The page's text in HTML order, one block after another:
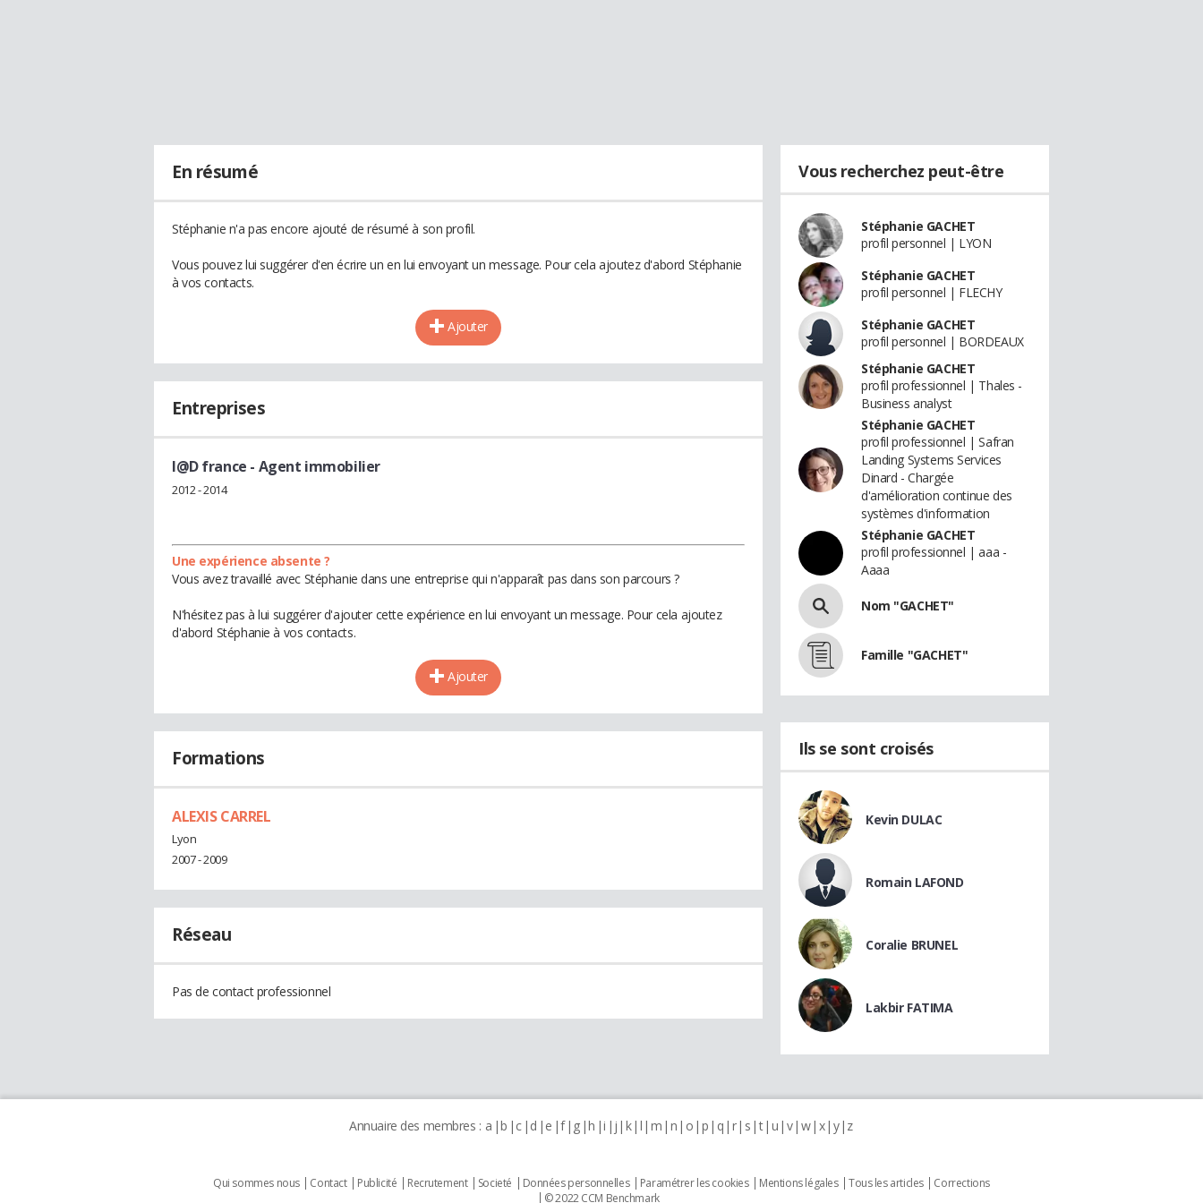
En résumé
Stéphanie n'a pas encore ajouté de résumé à son profil.
Vous pouvez lui suggérer d'en écrire un en lui envoyant un message. Pour cela ajoutez d'abord Stéphanie
à vos contacts.
Ajouter
Entreprises
I@D france - Agent immobilier
2012 - 2014
Une expérience absente ?
Vous avez travaillé avec Stéphanie dans une entreprise qui n'apparaît pas dans son parcours ?
N'hésitez pas à lui suggérer d'ajouter cette expérience en lui envoyant un message. Pour cela ajoutez
d'abord Stéphanie à vos contacts.
Ajouter
Formations
ALEXIS CARREL
Lyon
2007 - 2009
Réseau
Pas de contact professionnel
Vous recherchez peut-être
Stéphanie GACHET
profil personnel | LYON
Stéphanie GACHET
profil personnel | FLECHY
Stéphanie GACHET
profil personnel | BORDEAUX
Stéphanie GACHET
profil professionnel | Thales -
Business analyst
Stéphanie GACHET
profil professionnel | Safran
Landing Systems Services
Dinard - Chargée
d'amélioration continue des
systèmes d'information
Stéphanie GACHET
profil professionnel | aaa -
Aaaa
Nom "GACHET"
Famille "GACHET"
Ils se sont croisés
Kevin DULAC
Romain LAFOND
Coralie BRUNEL
Lakbir FATIMA
Annuaire des membres : a b c d e f g h i j k l m n o p q r s t u v w x y z
Qui sommes nous Contact Publicité Recrutement Societé Données personnelles Paramétrer les cookies Mentions légales Tous les articles
Corrections
© 2022 CCM Benchmark